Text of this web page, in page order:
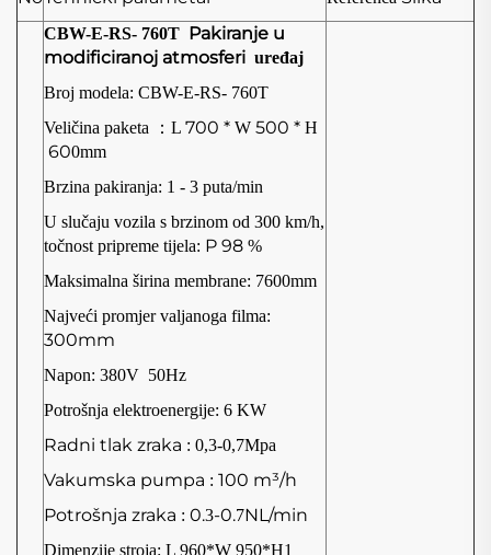
CBW-E-RS- 760T Pakiranje u
modificiranoj atmosferi uređaj
Broj modela: CBW-E-RS- 760T
Veličina paketa
： L 700 * W 500 * H
600mm
Brzina pakiranja: 1 - 3 puta/min
U slučaju vozila s brzinom od 300 km/h,
točnost pripreme tijela: P 98 %
Maksimalna širina membrane: 7600mm
Najveći promjer valjanoga filma:
300mm
Napon: 380V 50Hz
Potrošnja elektroenergije: 6 KW
Radni tlak zraka : 0,3-0,7Mpa
Vakumska pumpa : 100 m³/h
Potrošnja zraka : 0.3-0.7NL/min
Dimenzije stroja: L 960*W 950*H1